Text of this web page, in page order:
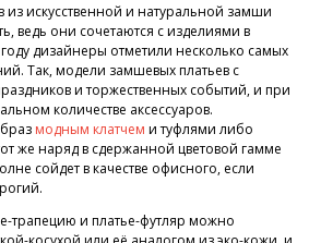
из искусственной и натуральной замши
ведь они сочетаются с изделиями в
дизайнеры отметили несколько самых
Так, модели замшевых платьев с
и торжественных событий, и при
количестве аксессуаров.
модным клатчем и туфлями либо
же наряд в сдержанной цветовой гамме
сойдет в качестве офисного, если
трапецию и платье-футляр можно